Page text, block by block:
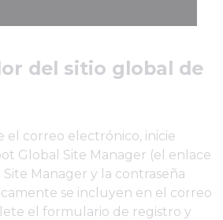
del sitio global de
el correo electrónico, inicie
Global Site Manager (el enlace
Manager y la contraseña
se incluyen en el correo
el formulario de registro y